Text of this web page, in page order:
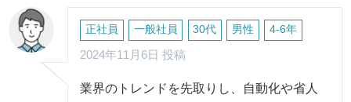
正社員 一般社員 30代 男性 4-6年
2024年11月6日 投稿
業界のトレンドを先取りし、自動化や省人